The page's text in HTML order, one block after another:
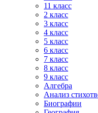
11 класс
2 класс
3 класс
4 класс
5 класс
6 класс
7 класс
8 класс
9 класс
Алгебра
Анализ
Биографии